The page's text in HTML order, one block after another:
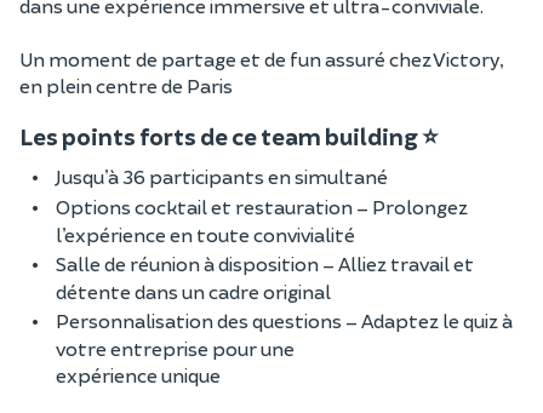
dans une expérience immersive et ultra-conviviale.
Un moment de partage et de fun assuré chez Victory,
en plein centre de Paris
Les points forts de ce team building ⭐
Jusqu’à 36 participants en simultané
Options cocktail et restauration – Prolongez
l’expérience en toute convivialité
Salle de réunion à disposition – Alliez travail et
détente dans un cadre original
Personnalisation des questions – Adaptez le quiz à
votre entreprise pour une
expérience unique